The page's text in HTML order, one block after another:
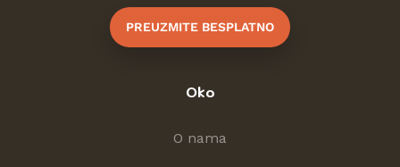
PREUZMITE BESPLATNO
Oko
O nama